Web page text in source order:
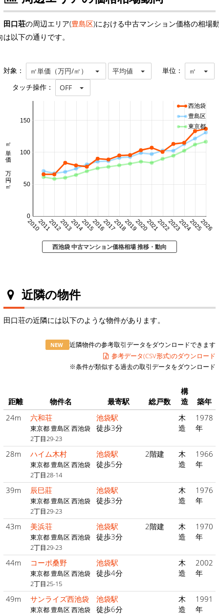
田口荘の周辺エリア(豊島区)における中古マンション価格の相場
は以下の通りです。
対象： ㎡単価（万円/㎡） 平均値 単位： ㎡
タッチ操作： OFF
20102011201220132014201520162017201820192020202120222023202420252026
0
50
100
150
㎡単価 万円/㎡
西池袋
豊島区
東京都
西池袋 中古マンション価格相場 推移・動向
近隣の物件
田口荘の近隣には以下のような物件があります。
NEW
近隣物件の参考取引データをダウンロードできます
参考データ(CSV形式)のダウンロード
※条件が類似する過去の取引データをダウンロード
距離 物件名 最寄駅 総戸数
構
造
築年
24m
六和荘
東京都 豊島区 西池袋
2丁目29-23
池袋駅
徒歩3分
木
造
1978
年
28m ハイム木村
東京都 豊島区 西池袋
2丁目28-14
池袋駅
徒歩5分
2階建
木
造
1966
年
39m 辰巳莊
東京都 豊島区 西池袋
2丁目29-23
池袋駅
徒歩3分
木
造
1976
年
43m 美浜荘
東京都 豊島区 西池袋
2丁目29-23
池袋駅
徒歩3分
2階建
木
造
1970
年
44m コーポ桑野
東京都 豊島区 西池袋
2丁目25-15
池袋駅
徒歩4分
木
造
2002
年
49m サンライズ西池袋
東京都 豊島区 西池袋
池袋駅
徒歩6分
木
造
1991
年